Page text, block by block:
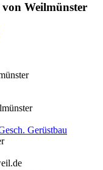
Weilmünster
Gerüstbau